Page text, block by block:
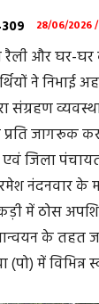
28/06/2026
और घर-घर
ने निभाई
संग्रहण
प्रति जागरूक
जिला
नंदनवार के
में ठोस
के
(पो) में विभिन्न